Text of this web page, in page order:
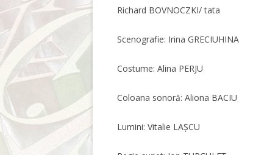
Richard BOVNOCZKI/ tata
Scenografie: Irina GRECIUHINA
Costume: Alina PERJU
Coloana sonoră: Aliona BACIU
Lumini: Vitalie LAȘCU